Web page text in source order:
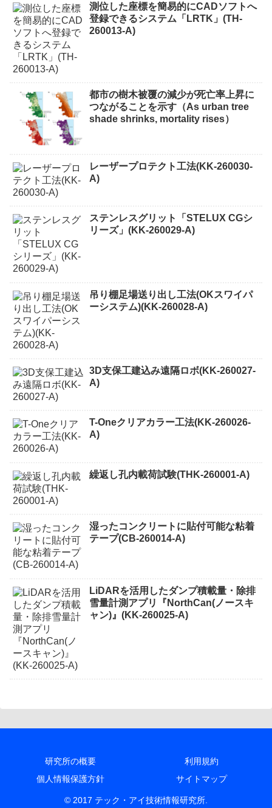
測位した座標を簡易的にCADソフトへ
登録できるシステム「LRTK」(TH-
260013-A)
都市の樹木被覆の減少が死亡率上昇に
つながることを示す（As urban tree
shade shrinks, mortality rises）
レーザープロテクト⼯法(KK-260030-
A)
ステンレスグリット「STELUX CGシ
リーズ」(KK-260029-A)
吊り棚足場送り出し工法(OKスワイパ
ーシステム)(KK-260028-A)
3D支保工建込み遠隔ロボ(KK-260027-
A)
T-Oneクリアカラー工法(KK-260026-
A)
繰返し孔内載荷試験(THK-260001-A)
湿ったコンクリートに貼付可能な粘着
テープ(CB-260014-A)
LiDARを活用したダンプ積載量・除排
雪量計測アプリ『NorthCan(ノースキ
ャン)』(KK-260025-A)
研究所の概要
利用規約
個人情報保護方針
サイトマップ
© 2017 テック・アイ技術情報研究所.